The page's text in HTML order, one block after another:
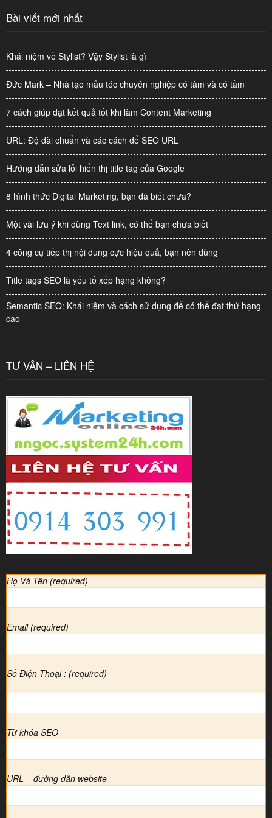
Bài viết mới nhất
Khái niệm về Stylist? Vậy Stylist là gì
Đức Mark – Nhà tạo mẫu tóc chuyên nghiệp có tâm và có tầm
7 cách giúp đạt kết quả tốt khi làm Content Marketing
URL: Độ dài chuẩn và các cách để SEO URL
Hướng dẫn sửa lỗi hiển thị title tag của Google
8 hình thức Digital Marketing, bạn đã biết chưa?
Một vài lưu ý khi dùng Text link, có thể bạn chưa biết
4 công cụ tiếp thị nội dung cực hiệu quả, bạn nên dùng
Title tags SEO là yếu tố xếp hạng không?
Semantic SEO: Khái niệm và cách sử dụng để có thể đạt thứ hạng
cao
TƯ VẤN – LIÊN HỆ
Họ Và Tên (required)
Email (required)
Số Điện Thoại : (required)
Từ khóa SEO
URL – đường dẫn website